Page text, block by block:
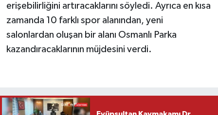
erişebilirliğini artıracaklarını söyledi. Ayrıca en kısa
zamanda 10 farklı spor alanından, yeni
salonlardan oluşan bir alanı Osmanlı Parka
kazandıracaklarının müjdesini verdi.